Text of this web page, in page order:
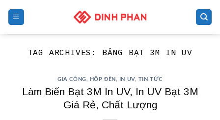
TAG ARCHIVES: BẢNG BẠT 3M IN UV
GIA CÔNG HỘP ĐÈN IN UV, TIN TỨC
Làm Biển Bạt 3M In UV, In UV Bạt 3M
Giá Rẻ, Chất Lượng